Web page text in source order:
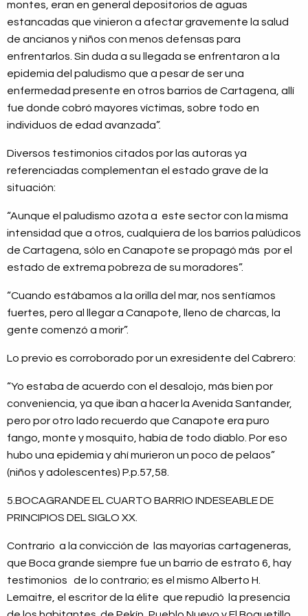
montes, eran en general depositorios de aguas
estancadas que vinieron a afectar gravemente la salud
de ancianos y niños con menos defensas para
enfrentarlos. Sin duda a su llegada se enfrentaron a la
epidemia del paludismo que a pesar de ser una
enfermedad presente en otros barrios de Cartagena, allí
fue donde cobró mayores víctimas, sobre todo en
individuos de edad avanzada”.
Diversos testimonios citados por las autoras ya
referenciadas complementan el estado grave de la
situación:
“Aunque el paludismo azota a este sector con la misma
intensidad que a otros, cualquiera de los barrios palúdicos
de Cartagena, sólo en Canapote se propagó más por el
estado de extrema pobreza de su moradores”.
“Cuando estábamos a la orilla del mar, nos sentíamos
fuertes, pero al llegar a Canapote, lleno de charcas, la
gente comenzó a morir”.
Lo previo es corroborado por un exresidente del Cabrero:
“Yo estaba de acuerdo con el desalojo, más bien por
conveniencia, ya que iban a hacer la Avenida Santander,
pero por otro lado recuerdo que Canapote era puro
fango, monte y mosquito, había de todo diablo. Por eso
hubo una epidemia y ahí murieron un poco de pelaos”
(niños y adolescentes) P.p.57,58.
5.BOCAGRANDE EL CUARTO BARRIO INDESEABLE DE
PRINCIPIOS DEL SIGLO XX.
Contrario a la convicción de las mayorías cartageneras,
que Boca grande siempre fue un barrio de estrato 6, hay
testimonios de lo contrario; es el mismo Alberto H.
Lemaitre, el escritor de la élite que repudió la presencia